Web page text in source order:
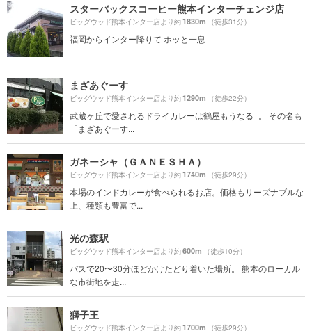
スターバックスコーヒー熊本インターチェンジ店
ビッグウッド熊本インター店より約1830m （徒歩31分）
福岡からインター降りて ホッと一息
まざあぐーす
ビッグウッド熊本インター店より約1290m （徒歩22分）
武蔵ヶ丘で愛されるドライカレーは鶴屋もうなる 。 その名も
「まざあぐーす...
ガネーシャ（ＧＡＮＥＳＨＡ）
ビッグウッド熊本インター店より約1740m （徒歩29分）
本場のインドカレーが食べられるお店。価格もリーズナブルな
上、種類も豊富で...
光の森駅
ビッグウッド熊本インター店より約600m （徒歩10分）
バスで20〜30分ほどかけたどり着いた場所。 熊本のローカル
な市街地を走...
獅子王
ビッグウッド熊本インター店より約1700m （徒歩29分）